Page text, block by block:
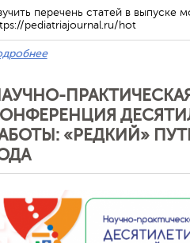
перечень статей в выпуске
pediatriajournal.ru/hot
ПРАКТИЧЕСКАЯ
«РЕДКИЙ»